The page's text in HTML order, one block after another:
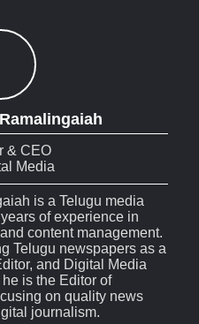
& CEO
Media
is a Telugu media
of experience in
content management.
Telugu newspapers as a
and Digital Media
is the Editor of
on quality news
journalism.